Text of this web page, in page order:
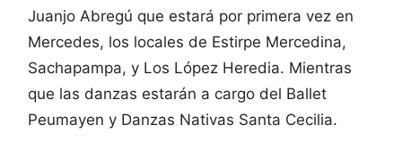
Juanjo Abregú que estará por primera vez en
Mercedes, los locales de Estirpe Mercedina,
Sachapampa, y Los López Heredia. Mientras
que las danzas estarán a cargo del Ballet
Peumayen y Danzas Nativas Santa Cecilia.